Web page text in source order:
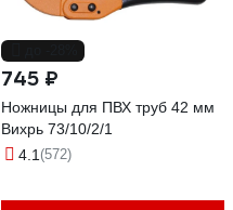
745 ₽
Ножницы для ПВХ труб 42 мм
Вихрь 73/10/2/1
4.1 (572)